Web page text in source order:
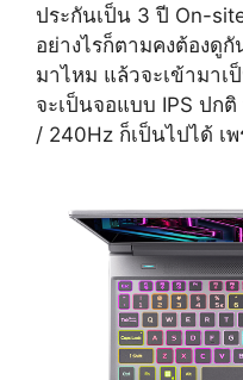
ประกันเป็น 3 ปี On-
อย่างไรก็ตามคงต้องดู
มาไหม แล้วจะเข้ามาเ
จะเป็นจอแบบ IPS ปก
/ 240Hz ก็เป็นไปได้ เ